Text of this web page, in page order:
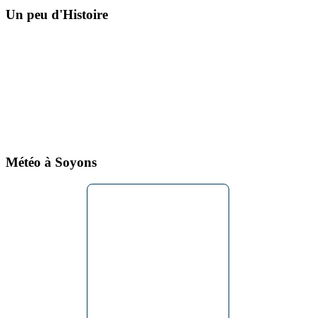
Un peu d'Histoire
Météo à Soyons